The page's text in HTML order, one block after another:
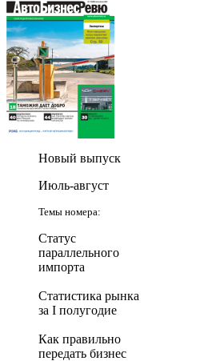
Новый выпуск
Июль-август
Темы номера:
Статус
параллельного
импорта
Статистика рынка
за I полугодие
Как правильно
передать бизнес